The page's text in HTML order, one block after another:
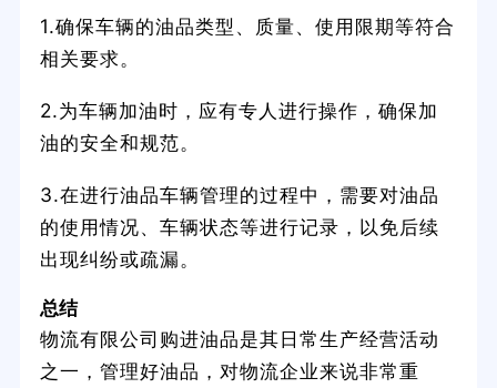
1.确保车辆的油品类型、质量、使用限期等符合
相关要求。
2.为车辆加油时，应有专人进行操作，确保加
油的安全和规范。
3.在进行油品车辆管理的过程中，需要对油品
的使用情况、车辆状态等进行记录，以免后续
出现纠纷或疏漏。
总结
物流有限公司购进油品是其日常生产经营活动
之一，管理好油品，对物流企业来说非常重